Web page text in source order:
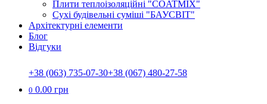
Плити теплоізоляційні "COATMIX"
Сухі будівельні суміші "БАУСВІТ"
Архітектурні елементи
Блог
Відгуки
+38 (063) 735-07-30+38 (067) 480-27-58
0 0.00 грн